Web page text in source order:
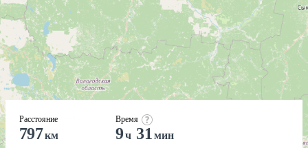
Расстояние
797км
Время
9ч 31 мин